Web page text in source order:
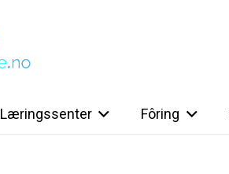
Læringssenter Fôring